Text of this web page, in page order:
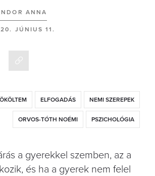
ANNA
JÚNIUS 11.
ELFOGADÁS NEMI SZEREPEK
ORVOS-TÓTH NOÉMI PSZICHOLÓGIA
a gyerekkel szemben, az a
és ha a gyerek nem felel